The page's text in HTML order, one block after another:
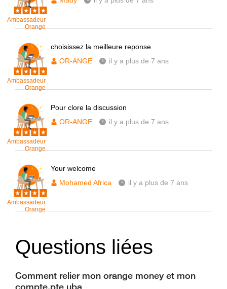
Ambassadeur
Orange
Ambassadeur
Orange
choisissez la meilleure reponse
OR-ANGE
il y a plus de 7 ans
Ambassadeur
Orange
Pour clore la discussion
OR-ANGE
il y a plus de 7 ans
Ambassadeur
Orange
Your welcome
Mohamed Africa
il y a plus de 7 ans
Questions liées
Comment relier mon orange money et mon
compte.pte uba